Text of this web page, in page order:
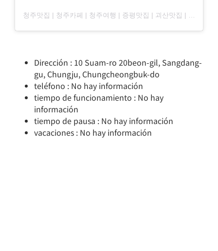
청주맛집 | 청주카페 | 청주여행 | 증평맛집 | 괴산맛집 | 진천맛집(@cjtaste_)님의 공유 게시물
Dirección : 10 Suam-ro 20beon-gil, Sangdang-
gu, Chungju, Chungcheongbuk-do
teléfono : No hay información
tiempo de funcionamiento : No hay
información
tiempo de pausa : No hay información
vacaciones : No hay información